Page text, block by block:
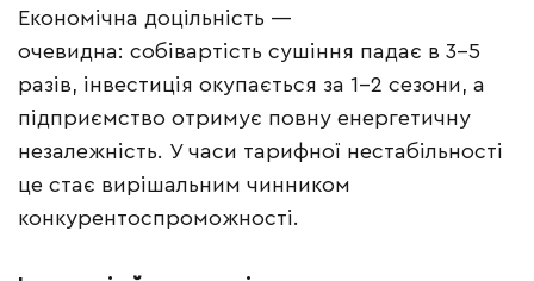
Економічна доцільність —
очевидна: собівартість сушіння падає в 3–5
разів, інвестиція окупається за 1–2 сезони, а
підприємство отримує повну енергетичну
незалежність. У часи тарифної нестабільності
це стає вирішальним чинником
конкурентоспроможності.